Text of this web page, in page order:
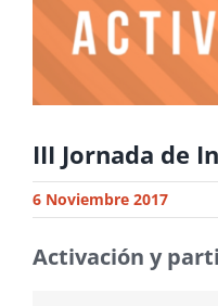
III Jornada de
6 Noviembre 2017
Activación y